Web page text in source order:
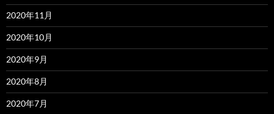
2020年11月
2020年10月
2020年9月
2020年8月
2020年7月